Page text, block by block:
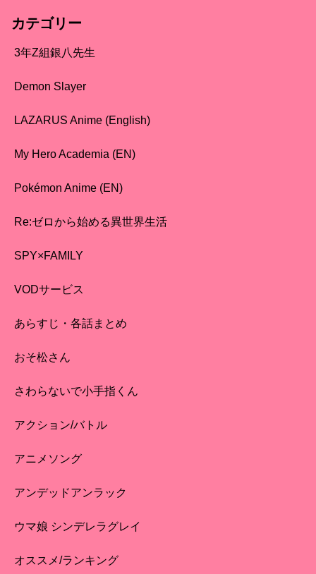
カテゴリー
3年Z組銀八先生
Demon Slayer
LAZARUS Anime (English)
My Hero Academia (EN)
Pokémon Anime (EN)
Re:ゼロから始める異世界生活
SPY×FAMILY
VODサービス
あらすじ・各話まとめ
おそ松さん
さわらないで小手指くん
アクション/バトル
アニメソング
アンデッドアンラック
ウマ娘 シンデレラグレイ
オススメ/ランキング